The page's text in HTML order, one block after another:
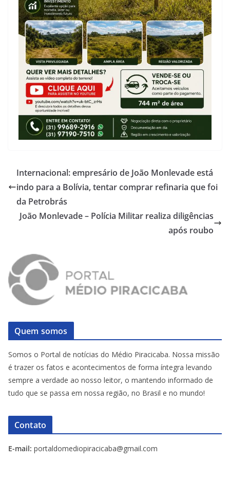
Internacional: empresário de João Monlevade está
indo para a Bolívia, tentar comprar refinaria que foi
da Petrobrás
João Monlevade – Polícia Militar realiza diligências
após roubo
Quem somos
Somos o Portal de notícias do Médio Piracicaba. Nossa missão
é trazer os fatos e acontecimentos de forma íntegra levando
sempre a verdade ao nosso leitor, o mantendo informado de
tudo que se passa em nossa região, no Brasil e no mundo!
Contato
E-mail: portaldomediopiracicaba@gmail.com